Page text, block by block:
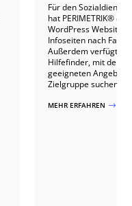
Für den
hat PERIMETRIK®
WordPress Website
Infoseiten nach
Außerdem verfügt
Hilfefinder, mit dem
geeigneten
Zielgruppe suchen
MEHR ERFAHREN $